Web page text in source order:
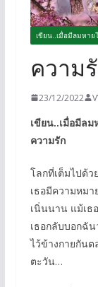
เขียน..เมื่อมีลมหาย
ความ
23/12/2022
เขียน..เมื่อมีลม
ความรัก
โลกที่เต็มไปด้
เธอมีความหมา
เนิ่นนาน แม้เธ
เธอกลับบอกฉัน
ไว้ข้างกายกันต
ตะวัน…